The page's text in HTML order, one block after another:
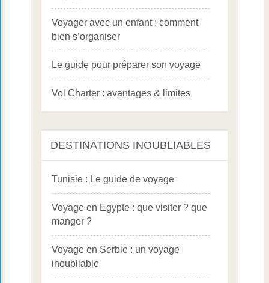
Voyager avec un enfant : comment
bien s’organiser
Le guide pour préparer son voyage
Vol Charter : avantages & limites
DESTINATIONS INOUBLIABLES
Tunisie : Le guide de voyage
Voyage en Egypte : que visiter ? que
manger ?
Voyage en Serbie : un voyage
inoubliable